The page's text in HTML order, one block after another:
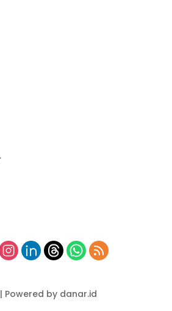
Powered by danar.id